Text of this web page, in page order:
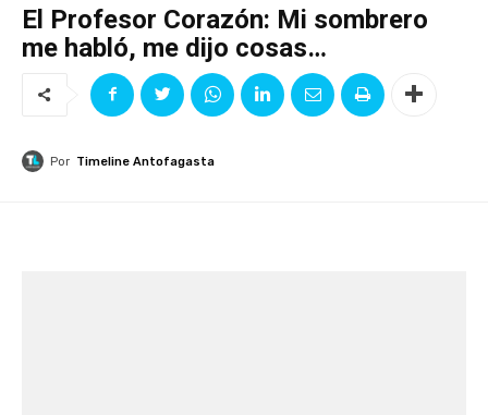
El Profesor Corazón: Mi sombrero
me habló, me dijo cosas…
Por Timeline Antofagasta